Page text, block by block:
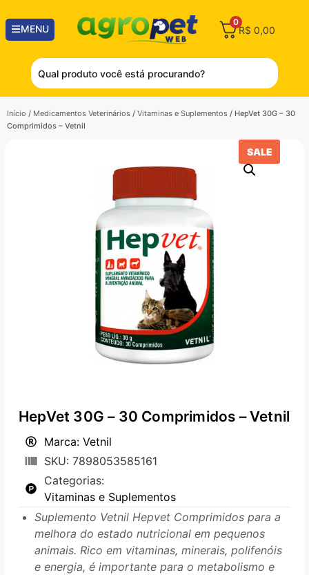
MENU
0
R$ 0,00
Início / Medicamentos Veterinários / Vitaminas e Suplementos / HepVet 30G – 30
Comprimidos – Vetnil
SALE
HepVet 30G – 30 Comprimidos – Vetnil
Marca: Vetnil
SKU: 7898053585161
Categorias:
Vitaminas e Suplementos
Suplemento Vetnil Hepvet Comprimidos para a
melhora do estado nutricional em pequenos
animais. Rico em vitaminas, minerais, polifenóis
e energia, é importante para o metabolismo e